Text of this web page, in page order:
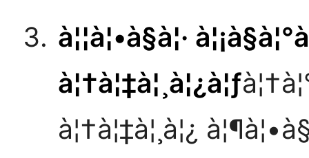
à¦¦à¦•à§à¦·
à¦†à¦‡à¦¸à¦¿à¦ƒ
à¦†à¦‡à¦¸à¦¿